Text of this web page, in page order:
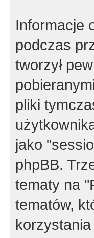
Informacje
podczas
tworzył
pliki
jako
phpBB.
tematy na
tematów,